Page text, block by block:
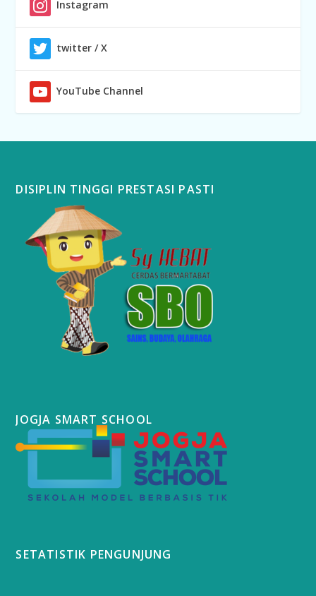
Instagram
twitter / X
YouTube Channel
DISIPLIN TINGGI PRESTASI PASTI
JOGJA SMART SCHOOL
SETATISTIK PENGUNJUNG